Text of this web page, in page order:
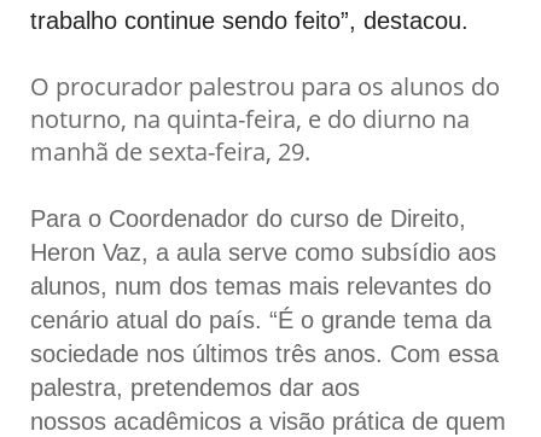
trabalho continue sendo feito”, destacou.
O procurador palestrou para os alunos do
noturno, na quinta-feira, e do diurno na
manhã de sexta-feira, 29.
Para o Coordenador do curso de Direito,
Heron Vaz, a aula serve como subsídio aos
alunos, num dos temas mais relevantes do
cenário atual do país. “É o grande tema da
sociedade nos últimos três anos. Com essa
palestra, pretendemos dar aos
nossos acadêmicos a visão prática de quem